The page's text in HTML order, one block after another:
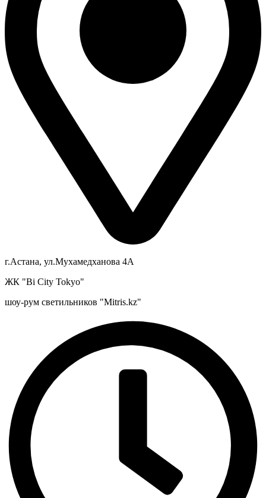
г.Астана, ул.Мухамедханова 4А
ЖК "Bi City Tokyo"
шоу-рум светильников "Mitris.kz"